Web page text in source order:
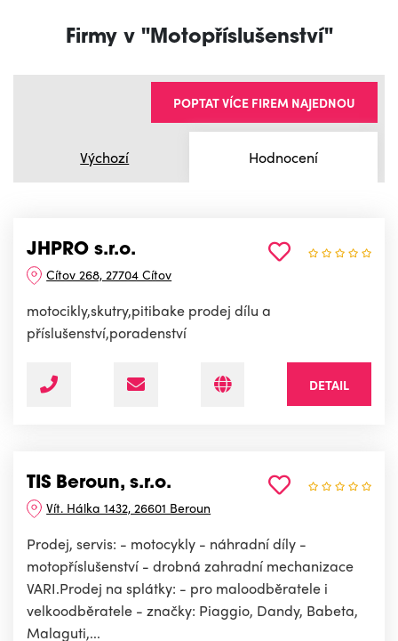
Firmy v "Motopříslušenství"
Výchozí Hodnocení
POPTAT VÍCE FIREM NAJEDNOU
JHPRO s.r.o.
Cítov 268, 27704 Cítov
motocikly,skutry,pitibake prodej dílu a
příslušenství,poradenství
DETAIL
TIS Beroun, s.r.o.
Vít. Hálka 1432, 26601 Beroun
Prodej, servis: - motocykly - náhradní díly -
motopříslušenství - drobná zahradní mechanizace
VARI.Prodej na splátky: - pro maloodběratele i
velkoodběratele - značky: Piaggio, Dandy, Babeta,
Malaguti,...